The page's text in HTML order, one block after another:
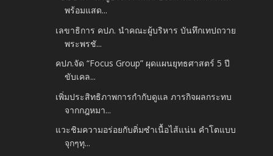
พร้อมแสด...
เลขาธิการ คปภ. นำคณะผู้บริหาร บันทึกเทปถวาย
พระพรชั...
คปภ.จัด “Focus Group” ผุดแผนยุทธศาสตร์ 5 ปี
ขับเคล...
เพิ่มประสิทธิภาพการกำกับดูแล ภารกิจผลกระทบ
จากกฎหมา...
แวะชิมความอร่อยกับติ่มซำเนื้อไส้แน่น คำโตแบบ
จุกๆทุ...